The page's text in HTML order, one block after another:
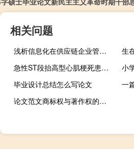
相关问题
浅析信息化在供应链企业管理中的运用,企业如何实现供应链管理
生
急性ST段抬高型心肌梗死患者使用PCI治疗的效果研究,急性心肌梗死可以进行pci吗
毕业设计总结怎么写论文
论文范文商标权与著作权的冲突